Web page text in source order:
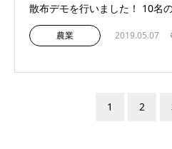
散布デモを行いました！ 10名
農業 2019.05.07
1 2